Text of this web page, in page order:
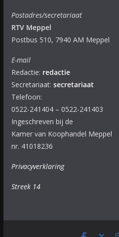
Postadres/secretariaat
RTV Meppel
Postbus 510, 7940 AM Meppel
E-mail
Redactie: redactie
Secretariaat: secretariaat
Telefoon:
0522-241404 – 0522-241403
Ingeschreven bij de
Kamer van Koophandel Meppel
nr. 41018236
Privacyverklaring
Streek 14